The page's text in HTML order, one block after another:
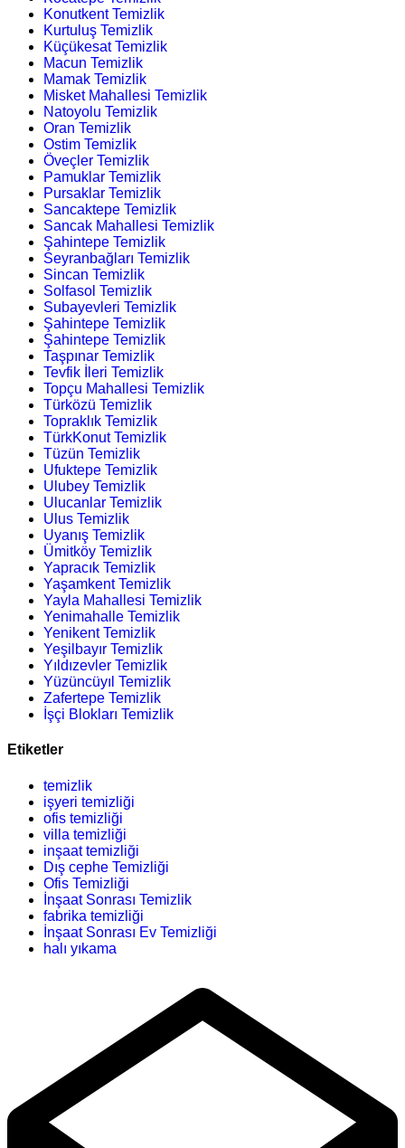
Konutkent Temizlik
Kurtuluş Temizlik
Küçükesat Temizlik
Macun Temizlik
Mamak Temizlik
Misket Mahallesi Temizlik
Natoyolu Temizlik
Oran Temizlik
Ostim Temizlik
Öveçler Temizlik
Pamuklar Temizlik
Pursaklar Temizlik
Sancaktepe Temizlik
Sancak Mahallesi Temizlik
Şahintepe Temizlik
Seyranbağları Temizlik
Sincan Temizlik
Solfasol Temizlik
Subayevleri Temizlik
Şahintepe Temizlik
Şahintepe Temizlik
Taşpınar Temizlik
Tevfik İleri Temizlik
Topçu Mahallesi Temizlik
Türközü Temizlik
Topraklık Temizlik
TürkKonut Temizlik
Tüzün Temizlik
Ufuktepe Temizlik
Ulubey Temizlik
Ulucanlar Temizlik
Ulus Temizlik
Uyanış Temizlik
Ümitköy Temizlik
Yapracık Temizlik
Yaşamkent Temizlik
Yayla Mahallesi Temizlik
Yenimahalle Temizlik
Yenikent Temizlik
Yeşilbayır Temizlik
Yıldızevler Temizlik
Yüzüncüyıl Temizlik
Zafertepe Temizlik
İşçi Blokları Temizlik
Etiketler
temizlik
işyeri temizliği
ofis temizliği
villa temizliği
inşaat temizliği
Dış cephe Temizliği
Ofis Temizliği
İnşaat Sonrası Temizlik
fabrika temizliği
İnşaat Sonrası Ev Temizliği
halı yıkama